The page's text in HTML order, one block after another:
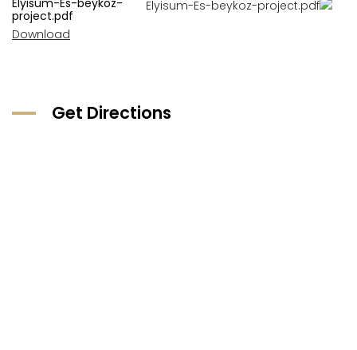
Elyisum-Es-beykoz-
project.pdf
Download
Get Directions